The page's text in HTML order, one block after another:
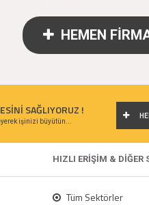
HEMEN
SAĞLIYORUZ !
işinizi büyütün...
HIZLI ERİŞİM & DİĞER
Tüm Sektörler